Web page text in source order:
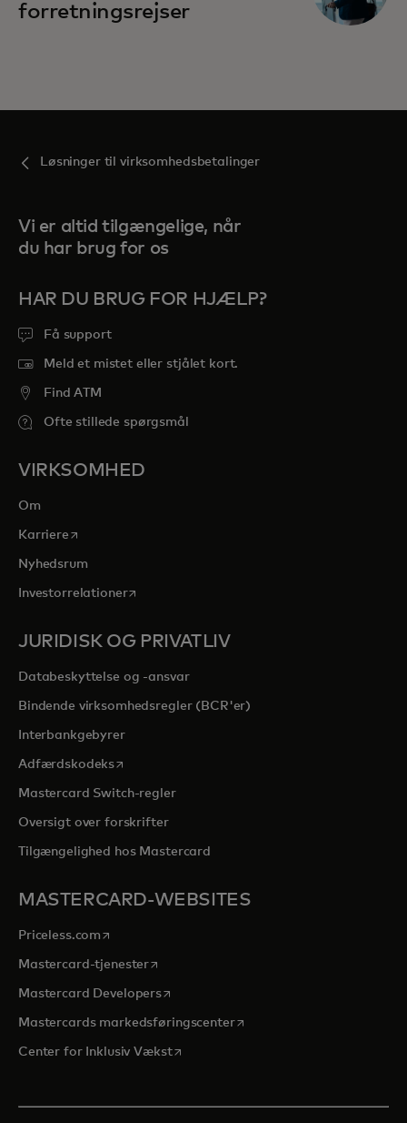
forretningsrejser
Løsninger til virksomhedsbetalinger
Vi er altid tilgængelige, når
du har brug for os
HAR DU BRUG FOR HJÆLP?
Få support
Meld et mistet eller stjålet kort.
Find ATM
Ofte stillede spørgsmål
VIRKSOMHED
Om
Karriereopens in a new tab
Nyhedsrum
Investorrelationeropens in a new tab
JURIDISK OG PRIVATLIV
Databeskyttelse og -ansvar
Bindende virksomhedsregler (BCR'er)
Interbankgebyrer
Adfærdskodeksopens in a new tab
Mastercard Switch-regler
Oversigt over forskrifter
Tilgængelighed hos Mastercard
MASTERCARD-WEBSITES
Priceless.com opens in a new tab
Mastercard-tjenesteropens in a new tab
Mastercard Developersopens in a new tab
Mastercards markedsføringscenteropens in a new tab
Center for Inklusiv Vækstopens in a new tab